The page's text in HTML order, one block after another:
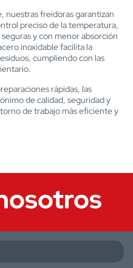
nuestras freidoras garantizan
preciso de la temperatura,
y con menor absorción
inoxidable facilita la
cumpliendo con las
rápidas, las
de calidad, seguridad y
de trabajo más eficiente y